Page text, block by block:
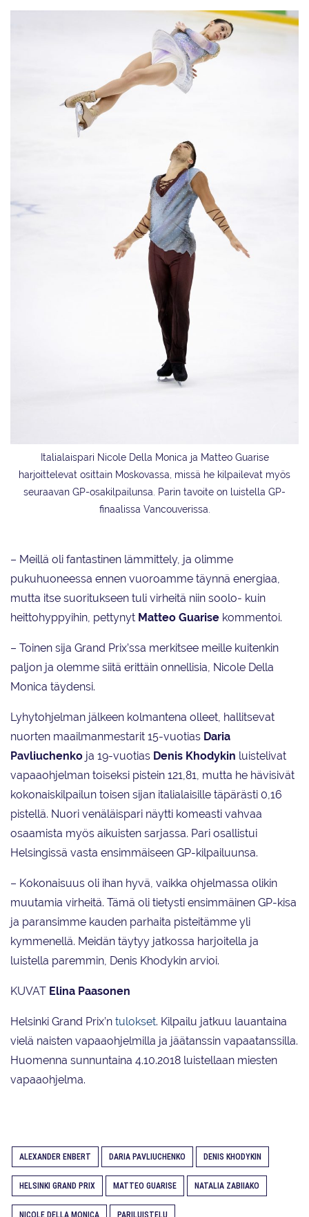
Italialaispari Nicole Della Monica ja Matteo Guarise
harjoittelevat osittain Moskovassa, missä he kilpailevat myös
seuraavan GP-osakilpailunsa. Parin tavoite on luistella GP-
finaalissa Vancouverissa.
– Meillä oli fantastinen lämmittely, ja olimme
pukuhuoneessa ennen vuoroamme täynnä energiaa,
mutta itse suoritukseen tuli virheitä niin soolo- kuin
heittohyppyihin, pettynyt Matteo Guarise kommentoi.
– Toinen sija Grand Prix’ssa merkitsee meille kuitenkin
paljon ja olemme siitä erittäin onnellisia, Nicole Della
Monica täydensi.
Lyhytohjelman jälkeen kolmantena olleet, hallitsevat
nuorten maailmanmestarit 15-vuotias Daria
Pavliuchenko ja 19-vuotias Denis Khodykin luistelivat
vapaaohjelman toiseksi pistein 121,81, mutta he hävisivät
kokonaiskilpailun toisen sijan italialaisille täpärästi 0,16
pistellä. Nuori venäläispari näytti komeasti vahvaa
osaamista myös aikuisten sarjassa. Pari osallistui
Helsingissä vasta ensimmäiseen GP-kilpailuunsa.
– Kokonaisuus oli ihan hyvä, vaikka ohjelmassa olikin
muutamia virheitä. Tämä oli tietysti ensimmäinen GP-kisa
ja paransimme kauden parhaita pisteitämme yli
kymmenellä. Meidän täytyy jatkossa harjoitella ja
luistella paremmin, Denis Khodykin arvioi.
KUVAT Elina Paasonen
Helsinki Grand Prix’n tulokset. Kilpailu jatkuu lauantaina
vielä naisten vapaaohjelmilla ja jäätanssin vapaatanssilla.
Huomenna sunnuntaina 4.10.2018 luistellaan miesten
vapaaohjelma.
ALEXANDER ENBERT DARIA PAVLIUCHENKO DENIS KHODYKIN
HELSINKI GRAND PRIX MATTEO GUARISE NATALIA ZABIIAKO